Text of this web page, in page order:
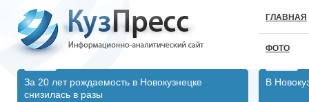
ГЛАВНАЯ
ФОТО
За 20 лет рождаемость в Новокузнецке
снизилась в разы
В